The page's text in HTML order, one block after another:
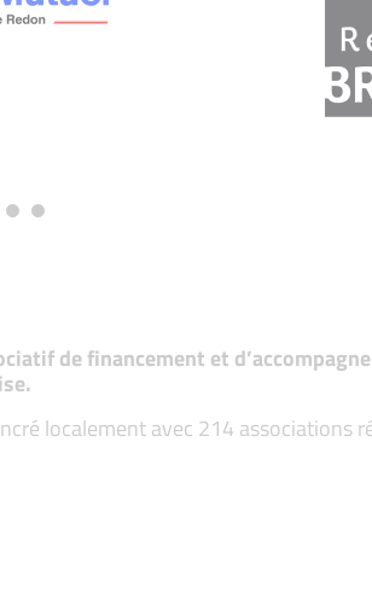
de financement et
localement avec 214 associations